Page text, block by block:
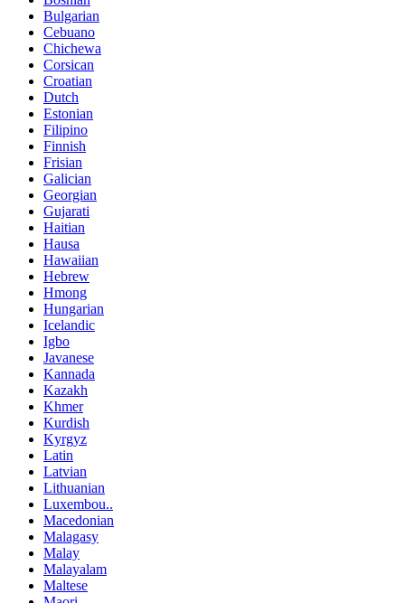
Bulgarian
Cebuano
Chichewa
Corsican
Croatian
Dutch
Estonian
Filipino
Finnish
Frisian
Galician
Georgian
Gujarati
Haitian
Hausa
Hawaiian
Hebrew
Hmong
Hungarian
Icelandic
Igbo
Javanese
Kannada
Kazakh
Khmer
Kurdish
Kyrgyz
Latin
Latvian
Lithuanian
Luxembou..
Macedonian
Malagasy
Malay
Malayalam
Maltese